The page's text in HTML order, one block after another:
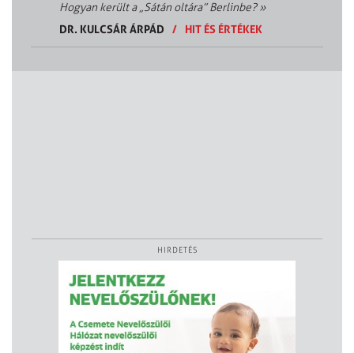
Hogyan került a „Sátán oltára” Berlinbe?»
DR. KULCSÁR ÁRPÁD
/ HIT ÉS ÉRTÉKEK
HIRDETÉS